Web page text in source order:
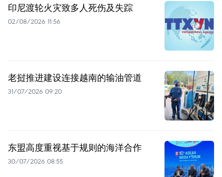
印尼渡轮火灾致多人死伤及失踪
02/08/2026 11:56
老挝推进建设连接越南的输油管道
31/07/2026 09:20
东盟高度重视基于规则的海洋合作
30/07/2026 08:55